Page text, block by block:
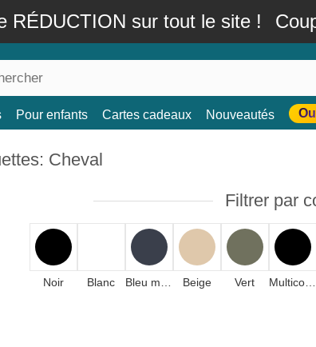
RÉDUCTION sur tout le site !
Pour enfants Cartes cadeaux Nouveautés
Cheval
Filtrer par
Noir Blanc Beige Vert Multicolore